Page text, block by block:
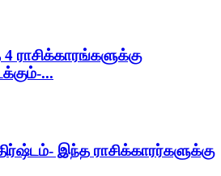
...
இந்த ராசிக்காரர்களுக்கு